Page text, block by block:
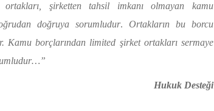
şirketten tahsil imkanı olmayan kamu
doğruya sorumludur. Ortakların bu borcu
Kamu borçlarından limited şirket ortakları sermaye
Hukuk Desteği